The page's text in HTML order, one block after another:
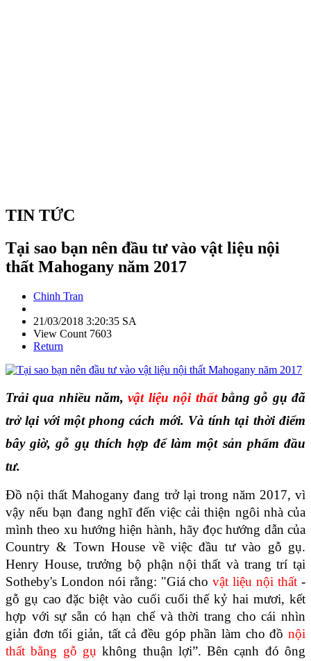
TIN TỨC
Tại sao bạn nên đầu tư vào vật liệu nội
thất Mahogany năm 2017
Chinh Tran
21/03/2018 3:20:35 SA
View Count 7603
Return
Trải qua nhiều năm, vật liệu nội thất bằng gỗ gụ đã
trở lại với một phong cách mới. Và tính tại thời điểm
bây giờ, gỗ gụ thích hợp để làm một sản phẩm đầu
tư.
Đồ nội thất Mahogany đang trở lại trong năm 2017, vì
vậy nếu bạn đang nghĩ đến việc cải thiện ngôi nhà của
mình theo xu hướng hiện hành, hãy đọc hướng dẫn của
Henry House, trưởng bộ phận nội thất và trang trí tại
Sotheby's London nói rằng: "Giá cho vật liệu nội thất -
gỗ gụ cao đặc biệt vào cuối cuối thế kỷ hai mươi, kết
hợp với sự sẵn có hạn chế và thời trang cho cái nhìn
giản đơn tối giản, tất cả đều góp phần làm cho đồ nội
thất bằng gỗ gụ không thuận lợi”. Bên cạnh đó ông